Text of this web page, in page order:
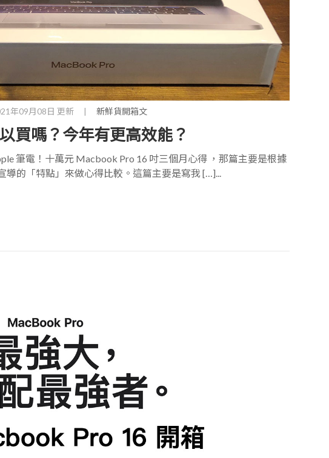
年09月08日 更新 | 新鮮貨開箱文
買嗎？今年有更高效能？
筆電！十萬元 Macbook Pro 16 吋三個月心得 ，那篇主要是根據
導的「特點」來做心得比較。這篇主要是寫我 […]...